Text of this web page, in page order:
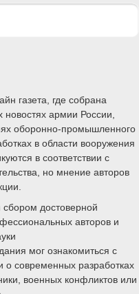
газета, где собрана
армии России,
оборонно-промышленного
в области вооружения
в соответствии с
но мнение авторов
достоверной
авторов и
мог ознакомиться с
современных разработках
военных конфликтов или